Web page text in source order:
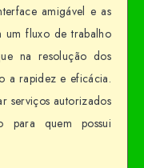
amigável e as
um fluxo de trabalho
na resolução dos
a rapidez e eficácia.
serviços autorizados
para quem possui